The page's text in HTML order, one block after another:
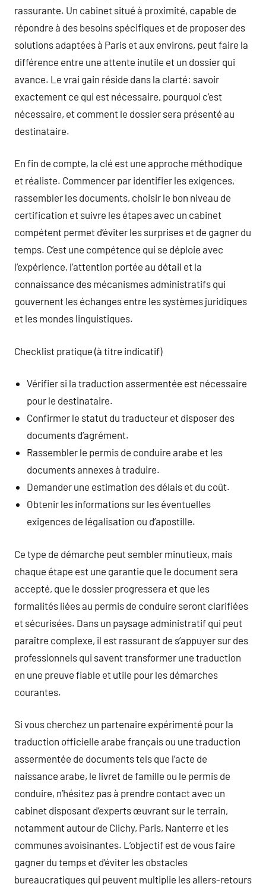
rassurante. Un cabinet situé à proximité, capable de
répondre à des besoins spécifiques et de proposer des
solutions adaptées à Paris et aux environs, peut faire la
différence entre une attente inutile et un dossier qui
avance. Le vrai gain réside dans la clarté: savoir
exactement ce qui est nécessaire, pourquoi c’est
nécessaire, et comment le dossier sera présenté au
destinataire.
En fin de compte, la clé est une approche méthodique
et réaliste. Commencer par identifier les exigences,
rassembler les documents, choisir le bon niveau de
certification et suivre les étapes avec un cabinet
compétent permet d’éviter les surprises et de gagner du
temps. C’est une compétence qui se déploie avec
l’expérience, l’attention portée au détail et la
connaissance des mécanismes administratifs qui
gouvernent les échanges entre les systèmes juridiques
et les mondes linguistiques.
Checklist pratique (à titre indicatif)
Vérifier si la traduction assermentée est nécessaire
pour le destinataire.
Confirmer le statut du traducteur et disposer des
documents d’agrément.
Rassembler le permis de conduire arabe et les
documents annexes à traduire.
Demander une estimation des délais et du coût.
Obtenir les informations sur les éventuelles
exigences de légalisation ou d’apostille.
Ce type de démarche peut sembler minutieux, mais
chaque étape est une garantie que le document sera
accepté, que le dossier progressera et que les
formalités liées au permis de conduire seront clarifiées
et sécurisées. Dans un paysage administratif qui peut
paraître complexe, il est rassurant de s’appuyer sur des
professionnels qui savent transformer une traduction
en une preuve fiable et utile pour les démarches
courantes.
Si vous cherchez un partenaire expérimenté pour la
traduction officielle arabe français ou une traduction
assermentée de documents tels que l’acte de
naissance arabe, le livret de famille ou le permis de
conduire, n’hésitez pas à prendre contact avec un
cabinet disposant d’experts œuvrant sur le terrain,
notamment autour de Clichy, Paris, Nanterre et les
communes avoisinantes. L’objectif est de vous faire
gagner du temps et d’éviter les obstacles
bureaucratiques qui peuvent multiplie les allers-retours